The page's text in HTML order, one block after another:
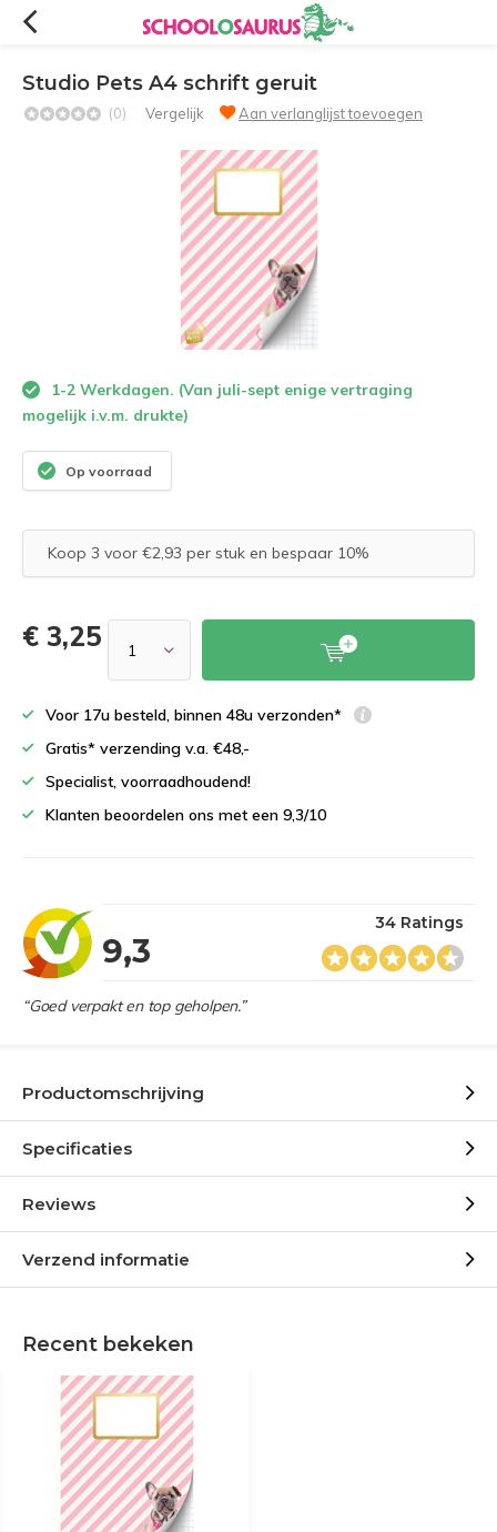
Studio Pets A4 schrift geruit
(0) Vergelijk Aan verlanglijst toevoegen
1-2 Werkdagen. (Van juli-sept enige vertraging
mogelijk i.v.m. drukte)
Op voorraad
Koop 3 voor €2,93 per stuk en bespaar 10%
€ 3,25
Voor 17u besteld, binnen 48u verzonden*
Gratis* verzending v.a. €48,-
Specialist, voorraadhoudend!
Klanten beoordelen ons met een 9,3/10
9,3
34 Ratings
“Goed verpakt en top geholpen.”
Productomschrijving
Specificaties
Reviews
Verzend informatie
Recent bekeken